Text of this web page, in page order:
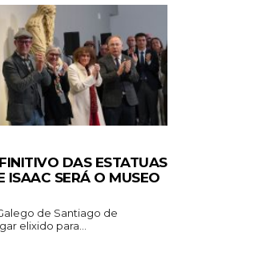
DAS ESTATUAS
ISAAC SERÁ O MUSEO
de Santiago de
elixido para...